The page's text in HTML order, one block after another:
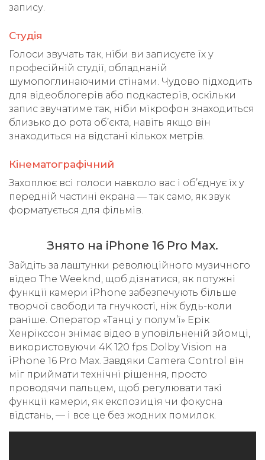
запису.
Студія
Голоси звучать так, ніби ви записуєте їх у
професійній студії, обладнаній
шумопоглинаючими стінами. Чудово підходить
для відеоблогерів або подкастерів, оскільки
запис звучатиме так, ніби мікрофон знаходиться
близько до рота об’єкта, навіть якщо він
знаходиться на відстані кількох метрів.
Кінематографічний
Захоплює всі голоси навколо вас і об’єднує їх у
передній частині екрана — так само, як звук
форматується для фільмів.
Знято на iPhone 16 Pro Max.
Зайдіть за лаштунки революційного музичного
відео The Weeknd, щоб дізнатися, як потужні
функції камери iPhone забезпечують більше
творчої свободи та гнучкості, ніж будь-коли
раніше. Оператор «Танці у полум’ї» Ерік
Хенрікссон знімає відео в уповільненій зйомці,
використовуючи 4K 120 fps Dolby Vision на
iPhone 16 Pro Max. Завдяки Camera Control він
міг приймати технічні рішення, просто
проводячи пальцем, щоб регулювати такі
функції камери, як експозиція чи фокусна
відстань, — і все це без жодних помилок.